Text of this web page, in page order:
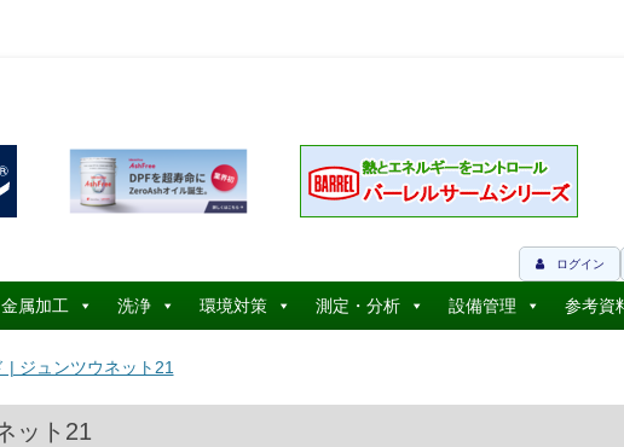
ログイン
金属加工 洗浄 環境対策 測定・分析 設備管理 参考資
| ジュンツウネット21
ット21